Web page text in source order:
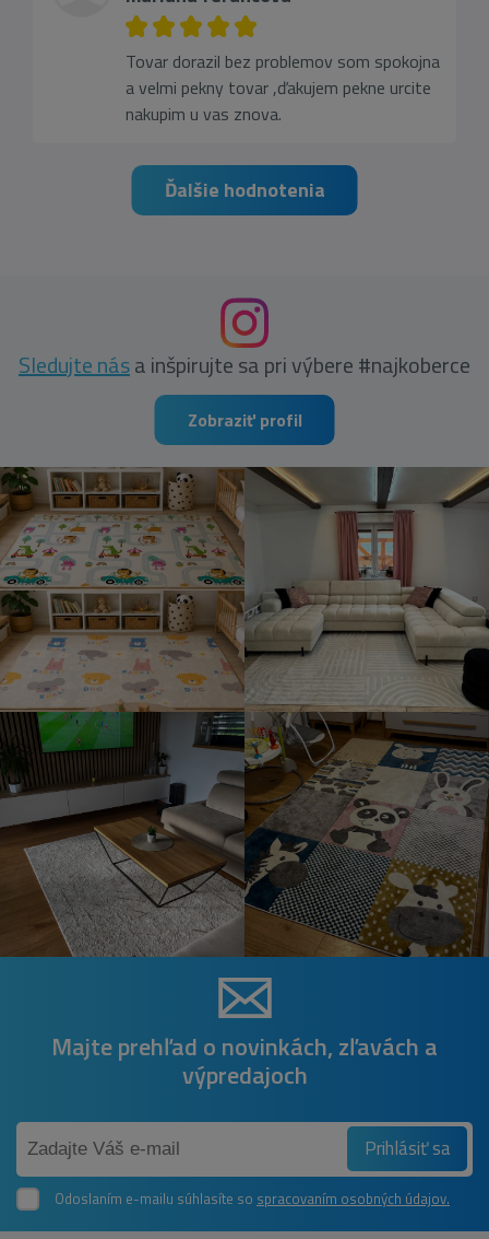
Tovar dorazil bez problemov som spokojna
a velmi pekny tovar ,ďakujem pekne urcite
nakupim u vas znova.
Ďalšie hodnotenia
Sledujte nása inšpirujte sa pri výbere #najkoberce
Zobraziť profil
Majte prehľad o novinkách, zľavách a
výpredajoch
Prihlásiť sa
Odoslaním e-mailu súhlasíte so spracovaním osobných údajov.